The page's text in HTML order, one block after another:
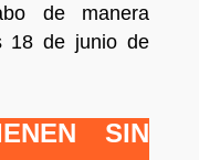
de manera
18 de junio de
SIN